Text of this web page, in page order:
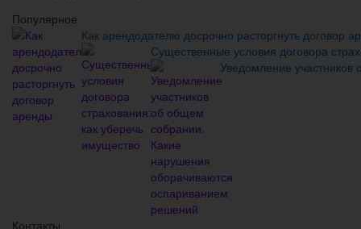
Популярное
Как арендодателю досрочно расторгнуть договор
Существенные условия договора
Уведомление
Контакты